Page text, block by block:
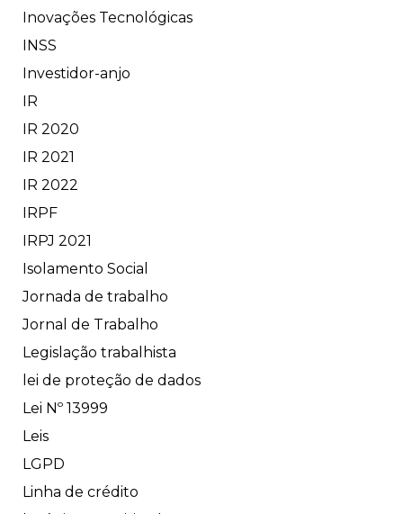
Inovações Tecnológicas
INSS
Investidor-anjo
IR
IR 2020
IR 2021
IR 2022
IRPF
IRPJ 2021
Isolamento Social
Jornada de trabalho
Jornal de Trabalho
Legislação trabalhista
lei de proteção de dados
Lei Nº 13999
Leis
LGPD
Linha de crédito